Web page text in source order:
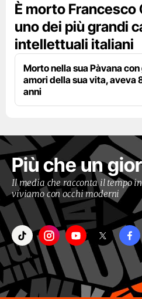
È morto Francesco
uno dei più grandi
intellettuali italiani
Morto nella sua Pàvana con
amori della sua vita, aveva
anni
Più che un
Il media che racconta il tempo
viviamo con occhi moderni